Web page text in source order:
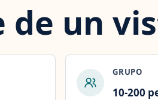
de un
GRUPO
10-200